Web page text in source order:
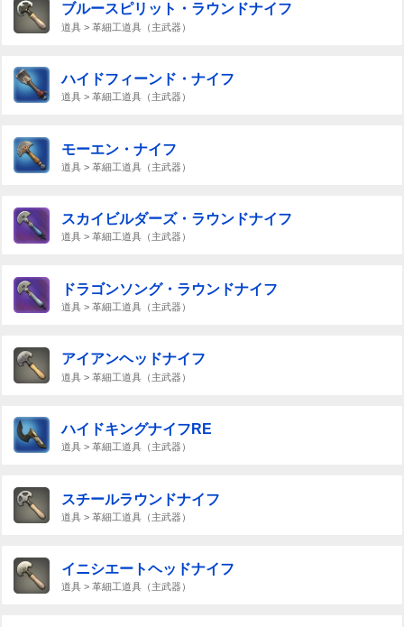
ブルースピリット・ラウンドナイフ
道具 > 革細工道具（主武器）
ハイドフィーンド・ナイフ
道具 > 革細工道具（主武器）
モーエン・ナイフ
道具 > 革細工道具（主武器）
スカイビルダーズ・ラウンドナイフ
道具 > 革細工道具（主武器）
ドラゴンソング・ラウンドナイフ
道具 > 革細工道具（主武器）
アイアンヘッドナイフ
道具 > 革細工道具（主武器）
ハイドキングナイフRE
道具 > 革細工道具（主武器）
スチールラウンドナイフ
道具 > 革細工道具（主武器）
イニシエートヘッドナイフ
道具 > 革細工道具（主武器）